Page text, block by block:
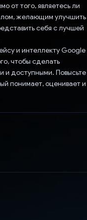
от того, являетесь ли
желающим улучшить
себя с лучшей
и интеллекту Google
чтобы сделать
и доступными. Повысьте
понимает, оценивает и